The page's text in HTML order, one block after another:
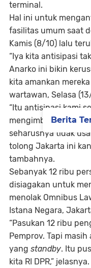
terminal.
Hal ini untuk
fasilitas umum saat
Kamis (8/10) lalu
“Iya kita antisipasi
Anarko ini bikin
kita amankan
wartawan, Selasa
“Itu antisipasi kami
mengimbau semua
seharusnya tidak
tolong Jakarta ini
tambahnya.
Sebanyak 12 ribu
disiagakan untuk
menolak Omnibus
Istana Negara,
“Pasukan 12 ribu
Pemprov. Tapi
yang standby. Itu
kita RI DPR,” jelasnya.
Berita